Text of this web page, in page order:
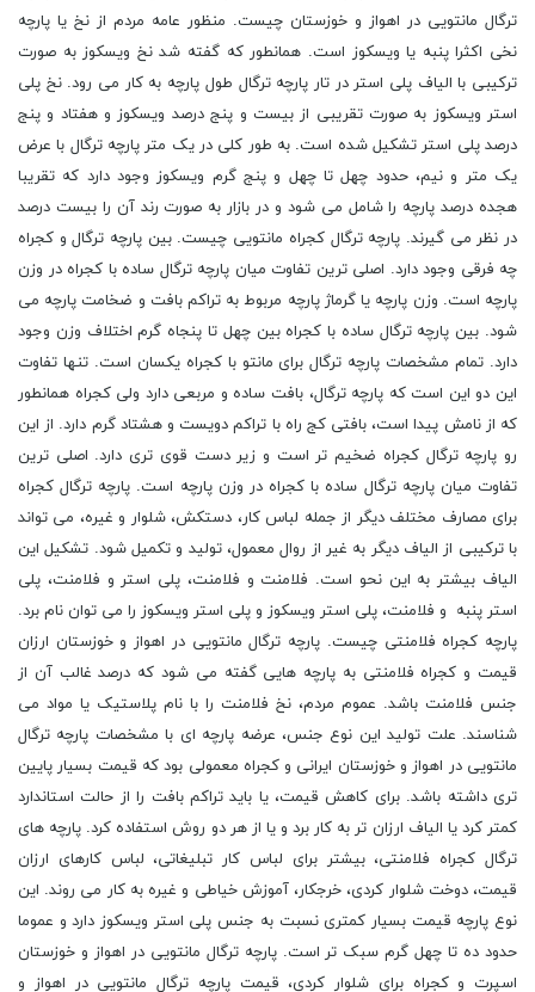
ترگال مانتویی در اهواز و خوزستان چیست. منظور عامه مردم از نخ یا پارچه
نخی اکثرا پنبه یا ویسکوز است. همانطور که گفته شد نخ ویسکوز به صورت
ترکیبی با الیاف پلی استر در تار پارچه ترگال طول پارچه به کار می رود. نخ پلی
استر ویسکوز به صورت تقریبی از بیست و پنج درصد ویسکوز و هفتاد و پنج
درصد پلی استر تشکیل شده است. به طور کلی در یک متر پارچه ترگال با عرض
یک متر و نیم، حدود چهل تا چهل و پنج گرم ویسکوز وجود دارد که تقریبا
هجده درصد پارچه را شامل می شود و در بازار به صورت رند آن را بیست درصد
در نظر می گیرند. پارچه ترگال کجراه مانتویی چیست. بین پارچه ترگال و کجراه
چه فرقی وجود دارد. اصلی ترین تفاوت میان پارچه ترگال ساده با کجراه در وزن
پارچه است. وزن پارچه یا گرماژ پارچه مربوط به تراکم بافت و ضخامت پارچه می
شود. بین پارچه ترگال ساده با کجراه بین چهل تا پنجاه گرم اختلاف وزن وجود
دارد. تمام مشخصات پارچه ترگال برای مانتو با کجراه یکسان است. تنها تفاوت
این دو این است که پارچه ترگال، بافت ساده و مربعی دارد ولی کجراه همانطور
که از نامش پیدا است، بافتی کج راه با تراکم دویست و هشتاد گرم دارد. از این
رو پارچه ترگال کجراه ضخیم تر است و زیر دست قوی تری دارد. اصلی ترین
تفاوت میان پارچه ترگال ساده با کجراه در وزن پارچه است. پارچه ترگال کجراه
برای مصارف مختلف دیگر از جمله لباس کار، دستکش، شلوار و غیره، می تواند
با ترکیبی از الیاف دیگر به غیر از روال معمول، تولید و تکمیل شود. تشکیل این
الیاف بیشتر به این نحو است. فلامنت و فلامنت، پلی استر و فلامنت، پلی
استر پنبه و فلامنت، پلی استر ویسکوز و پلی استر ویسکوز را می توان نام برد.
پارچه کجراه فلامنتی چیست. پارچه ترگال مانتویی در اهواز و خوزستان ارزان
قیمت و کجراه فلامنتی به پارچه هایی گفته می شود که درصد غالب آن از
جنس فلامنت باشد. عموم مردم، نخ فلامنت را با نام پلاستیک یا مواد می
شناسند. علت تولید این نوع جنس، عرضه پارچه ای با مشخصات پارچه ترگال
مانتویی در اهواز و خوزستان ایرانی و کجراه معمولی بود که قیمت بسیار پایین
تری داشته باشد. برای کاهش قیمت، یا باید تراکم بافت را از حالت استاندارد
کمتر کرد یا الیاف ارزان تر به کار برد و یا از هر دو روش استفاده کرد. پارچه های
ترگال کجراه فلامنتی، بیشتر برای لباس کار تبلیغاتی، لباس کارهای ارزان
قیمت، دوخت شلوار کردی، خرجکار، آموزش خیاطی و غیره به کار می روند. این
نوع پارچه قیمت بسیار کمتری نسبت به جنس پلی استر ویسکوز دارد و عموما
حدود ده تا چهل گرم سبک تر است. پارچه ترگال مانتویی در اهواز و خوزستان
اسپرت و کجراه برای شلوار کردی، قیمت پارچه ترگال مانتویی در اهواز و